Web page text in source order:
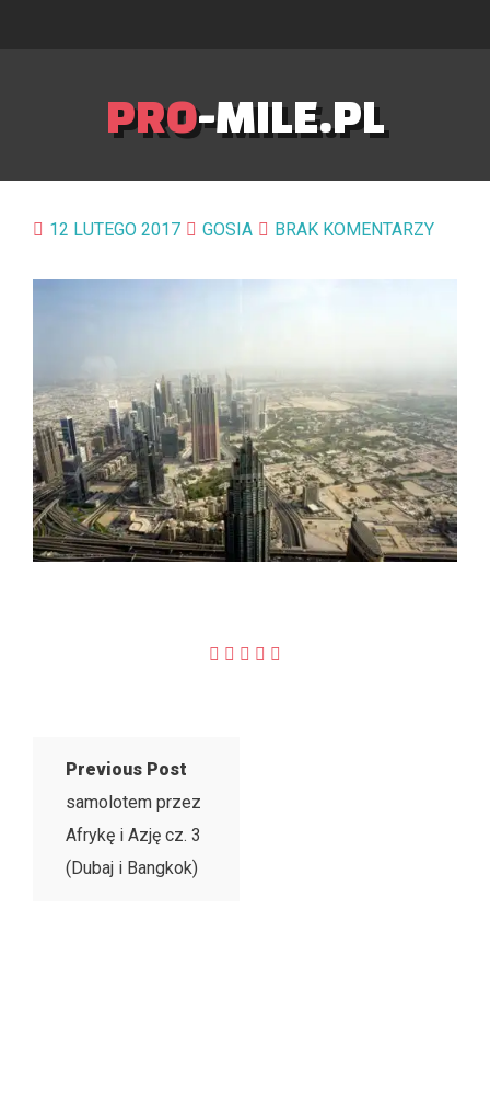
PRO-MILE.PL
12 LUTEGO 2017 GOSIA BRAK KOMENTARZY
Previous Post
samolotem przez
Afrykę i Azję cz. 3
(Dubaj i Bangkok)